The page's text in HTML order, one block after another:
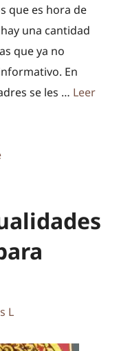
que es hora de
una cantidad
que ya no
En
se les … Leer
L